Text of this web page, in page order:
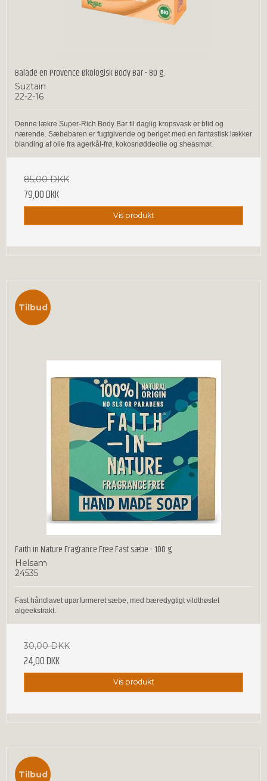
Balade en Provence Økologisk Body Bar - 80 g.
Suztain
22-2-16
Denne lækre Super-Rich Body Bar til daglig kropsvask er blid og
nærende. Sæbebaren er fugtgivende og beriget med en fantastisk lækker
blanding af olie fra agerkål-frø, kokosnøddeolie og sheasmør.
85,00 DKK
79,00 DKK
Vis produkt
Tilbud
Faith in Nature Fragrance Free Fast sæbe - 100 g
Helsam
24535
Fast håndlavet uparfurmeret sæbe, med bæredygtigt vildthøstet
algeekstrakt.
30,00 DKK
24,00 DKK
Vis produkt
Tilbud